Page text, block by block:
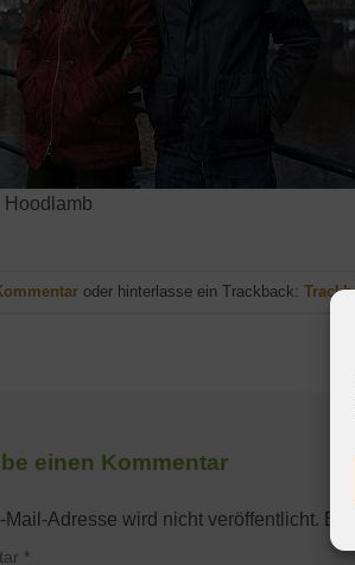
Hoodlamb
oder hinterlasse ein Trackback:
einen Kommentar
Mail-Adresse wird nicht veröffentlicht.
*